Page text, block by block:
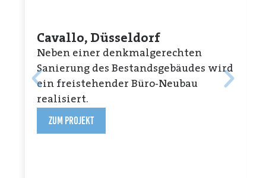
Cavallo, Düsseldorf
Neben einer denkmalgerechten
Sanierung des Bestandsgebäudes wird
ein freistehender Büro-Neubau
realisiert.
Zum Projekt